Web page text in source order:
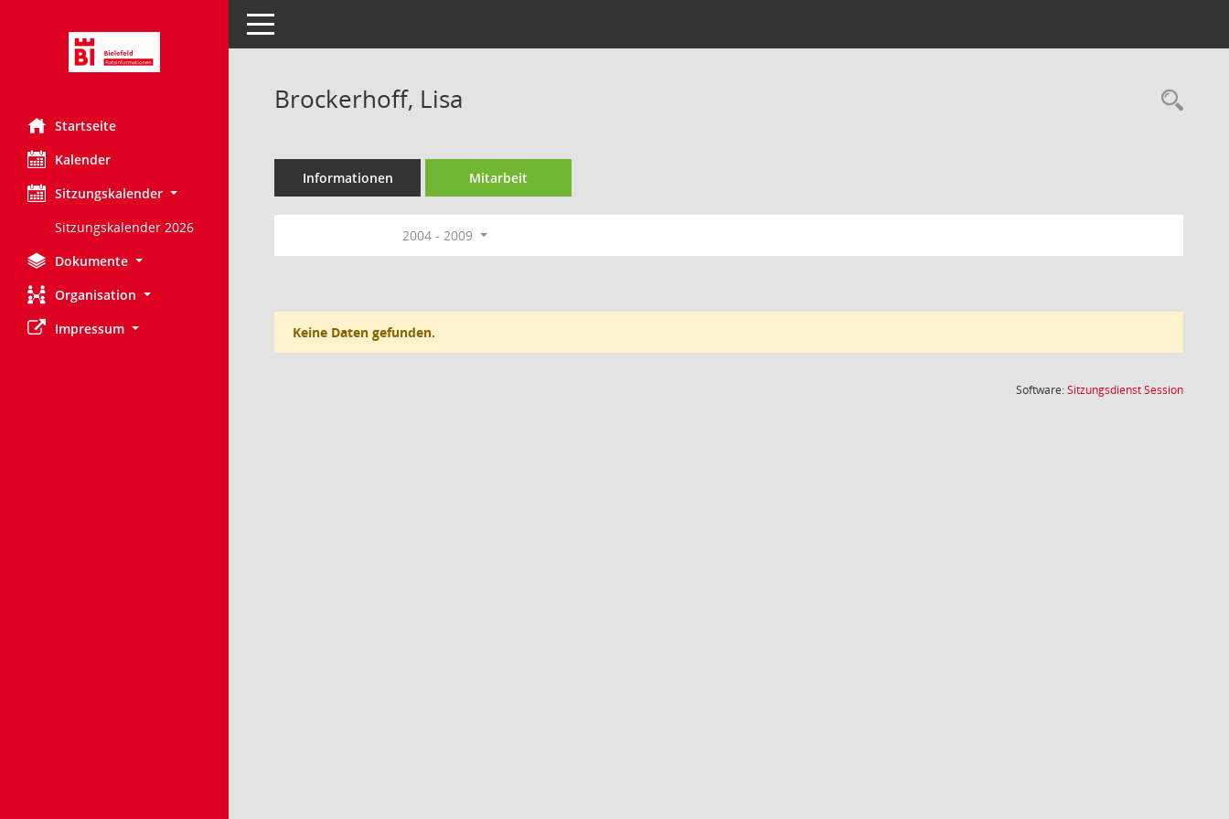
Startseite
Kalender
Sitzungskalender
Sitzungskalender 2026
Dokumente
Organisation
Impressum
Toggle navigation
Brockerhoff, Lisa
Informationen Mitarbeit
2004 - 2009
Keine Daten gefunden.
Software:SitzungsdienstSession(Wird in